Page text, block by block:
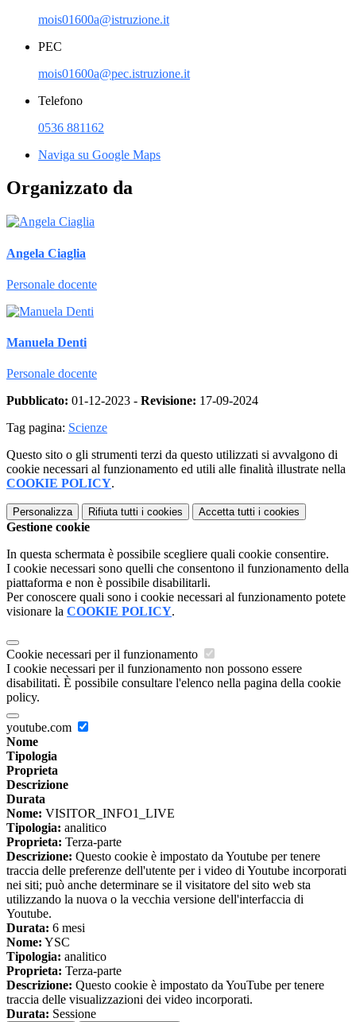
mois01600a@istruzione.it
PEC
mois01600a@pec.istruzione.it
Telefono
0536 881162
Naviga su Google Maps
Organizzato da
Angela Ciaglia
Personale docente
Manuela Denti
Personale docente
Pubblicato: 01-12-2023 - Revisione: 17-09-2024
Tag pagina: Scienze
Questo sito o gli strumenti terzi da questo utilizzati si avvalgono di
cookie necessari al funzionamento ed utili alle finalità illustrate nella
COOKIE POLICY.
Personalizza Rifiuta tutti i cookies Accetta tutti i cookies
Gestione cookie
In questa schermata è possibile scegliere quali cookie consentire.
I cookie necessari sono quelli che consentono il funzionamento della
piattaforma e non è possibile disabilitarli.
Per conoscere quali sono i cookie necessari al funzionamento potete
visionare la COOKIE POLICY.
Cookie necessari per il funzionamento
I cookie necessari per il funzionamento non possono essere
disabilitati. È possibile consultare l'elenco nella pagina della cookie
policy.
youtube.com
Nome
Tipologia
Proprieta
Descrizione
Durata
Nome: VISITOR_INFO1_LIVE
Tipologia: analitico
Proprieta: Terza-parte
Descrizione: Questo cookie è impostato da Youtube per tenere
traccia delle preferenze dell'utente per i video di Youtube incorporati
nei siti; può anche determinare se il visitatore del sito web sta
utilizzando la nuova o la vecchia versione dell'interfaccia di
Youtube.
Durata: 6 mesi
Nome: YSC
Tipologia: analitico
Proprieta: Terza-parte
Descrizione: Questo cookie è impostato da YouTube per tenere
traccia delle visualizzazioni dei video incorporati.
Durata: Sessione